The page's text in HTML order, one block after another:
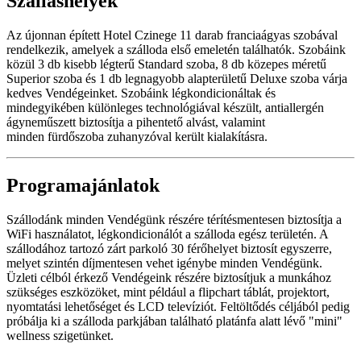
Az újonnan épített Hotel Czinege 11 darab franciaágyas szobával
rendelkezik, amelyek a szálloda első emeletén találhatók. Szobáink
közül 3 db kisebb légterű Standard szoba, 8 db közepes méretű
Superior szoba és 1 db legnagyobb alapterületű Deluxe szoba várja
kedves Vendégeinket. Szobáink légkondicionáltak és
mindegyikében különleges technológiával készült, antiallergén
ágyneműszett biztosítja a pihentető alvást, valamint
minden fürdőszoba zuhanyzóval került kialakításra.
Programajánlatok
Szállodánk minden Vendégünk részére térítésmentesen biztosítja a
WiFi használatot, légkondicionálót a szálloda egész területén. A
szállodához tartozó zárt parkoló 30 férőhelyet biztosít egyszerre,
melyet szintén díjmentesen vehet igénybe minden Vendégünk.
Üzleti célból érkező Vendégeink részére biztosítjuk a munkához
szükséges eszközöket, mint például a flipchart táblát, projektort,
nyomtatási lehetőséget és LCD televíziót. Feltöltődés céljából pedig
próbálja ki a szálloda parkjában található platánfa alatt lévő "mini"
wellness szigetünket.